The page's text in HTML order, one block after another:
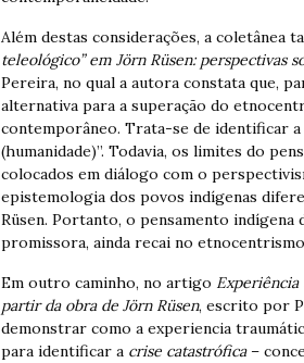
Além destas considerações, a coletânea
teleológico” em Jörn Rüsen: perspectivas
Pereira, no qual a autora constata que,
alternativa para a superação do
contemporâneo. Trata-se de identificar a
(humanidade)”. Todavia, os limites do
colocados em diálogo com o
epistemologia dos povos indígenas
Rüsen. Portanto, o pensamento
promissora, ainda recai no
Em outro caminho, no artigo
partir da obra de Jörn Rüsen, escrito por
demonstrar como a experiencia
para identificar a crise catastrófica–